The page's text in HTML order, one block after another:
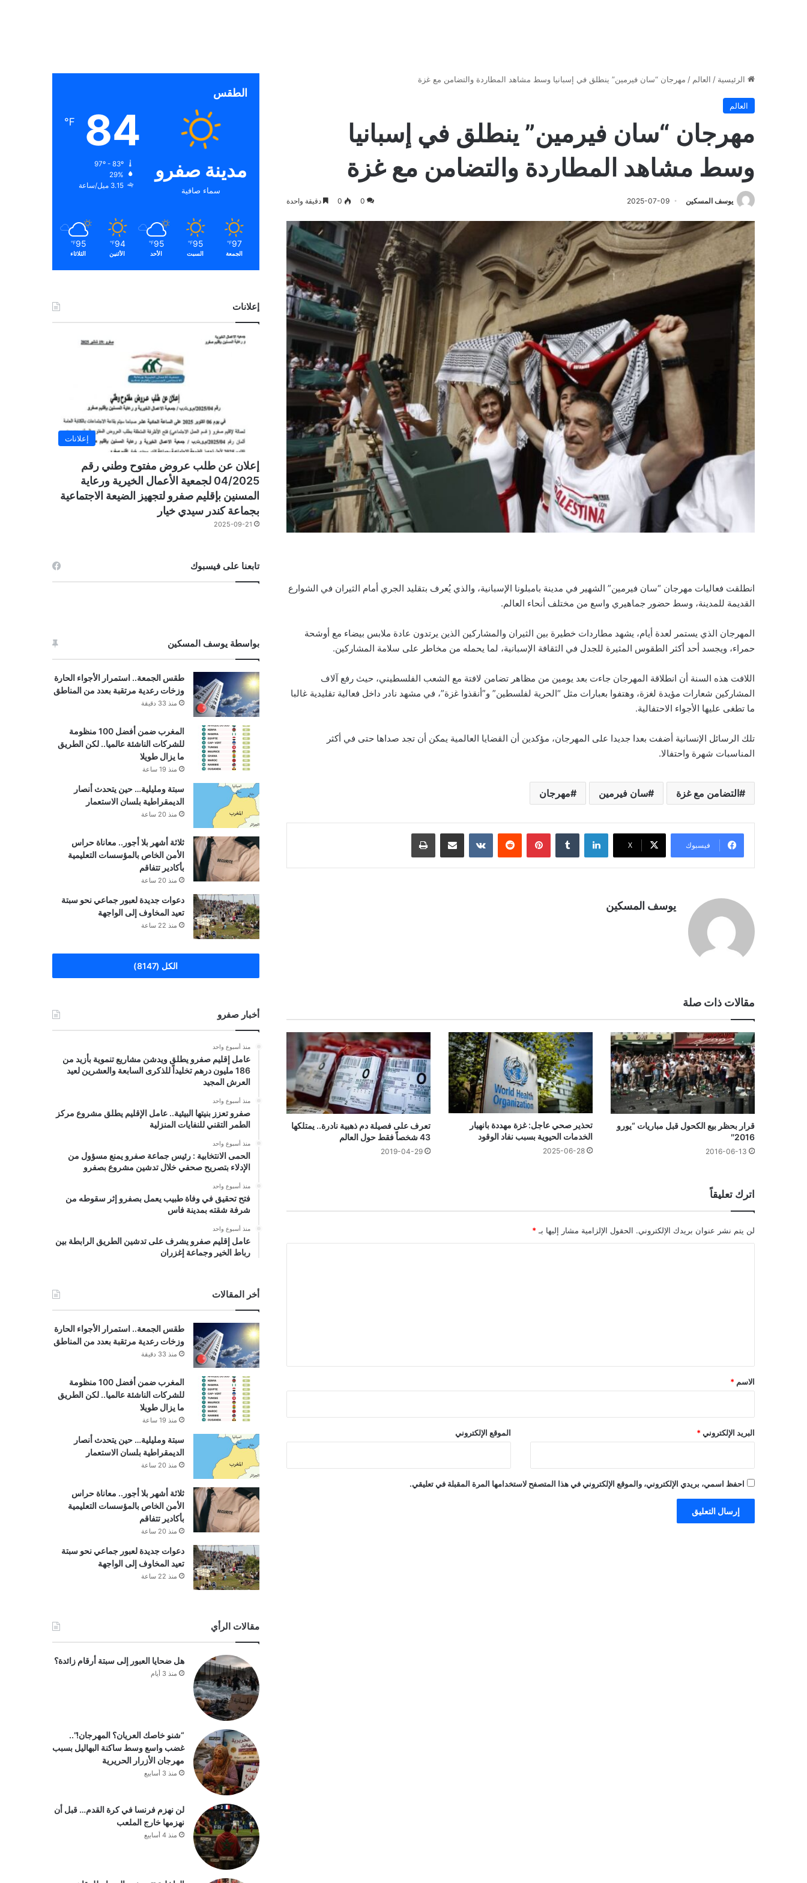
الرئيسية / العالم / مهرجان “سان فيرمين” ينطلق في إسبانيا وسط مشاهد المطاردة والتضامن مع غزة
العالم
مهرجان “سان فيرمين” ينطلق في إسبانيا
وسط مشاهد المطاردة والتضامن مع غزة
يوسف المسكين 2025-07-09
0
0 دقيقة واحدة
انطلقت فعاليات مهرجان “سان فيرمين” الشهير في مدينة بامبلونا الإسبانية، والذي يُعرف بتقليد الجري أمام الثيران في الشوارع
القديمة للمدينة، وسط حضور جماهيري واسع من مختلف أنحاء العالم.
المهرجان الذي يستمر لعدة أيام، يشهد مطاردات خطيرة بين الثيران والمشاركين الذين يرتدون عادة ملابس بيضاء مع أوشحة
حمراء، ويجسد أحد أكثر الطقوس المثيرة للجدل في الثقافة الإسبانية، لما يحمله من مخاطر على سلامة المشاركين.
اللافت هذه السنة أن انطلاقة المهرجان جاءت بعد يومين من مظاهر تضامن لافتة مع الشعب الفلسطيني، حيث رفع آلاف
المشاركين شعارات مؤيدة لغزة، وهتفوا بعبارات مثل “الحرية لفلسطين” و”أنقذوا غزة”، في مشهد نادر داخل فعالية تقليدية غالبا
ما تطغى عليها الأجواء الاحتفالية.
تلك الرسائل الإنسانية أضفت بعدا جديدا على المهرجان، مؤكدين أن القضايا العالمية يمكن أن تجد صداها حتى في أكثر
المناسبات شهرة واحتفالا.
التضامن مع غزة سان فيرمين مهرجان
فيسبوك ‫X
لينكدإن بينتيريست مشاركة عبر البريد طباعة
يوسف المسكين
مقالات ذات صلة
قرار بحظر بيع الكحول قبل مباريات “يورو
2016″
2016-06-13
تحذير صحي عاجل: غزة مهددة بانهيار
الخدمات الحيوية بسبب نفاد الوقود
2025-06-28
تعرف على فصيلة دم ذهبية نادرة.. يمتلكها
43 شخصاً فقط حول العالم
2019-04-29
اترك تعليقاً
لن يتم نشر عنوان بريدك الإلكتروني. الحقول الإلزامية مشار إليها بـ *
*
الاسم *
البريد الإلكتروني * الموقع الإلكتروني
احفظ اسمي، بريدي الإلكتروني، والموقع الإلكتروني في هذا المتصفح لاستخدامها المرة المقبلة في تعليقي.
الطقس
مدينة صفرو
سماء صافية
84
℉
29%
3.15 ميل/ساعة
97
℉
الجمعة
95
℉
السبت
95
℉
الأحد
94
℉
الأثنين
95
℉
الثلاثاء
إعلانات
إعلانات
إعلان عن طلب عروض مفتوح وطني رقم
04/2025 لجمعية الأعمال الخيرية ورعاية
المسنين بإقليم صفرو لتجهيز الضيعة الاجتماعية
بجماعة كندر سيدي خيار
2025-09-21
تابعنا على فيسبوك
بواسطة يوسف المسكين
طقس الجمعة.. استمرار الأجواء الحارة
وزخات رعدية مرتقبة بعدد من المناطق
منذ 33 دقيقة
المغرب ضمن أفضل 100 منظومة
للشركات الناشئة عالميا.. لكن الطريق
ما يزال طويلا
منذ 19 ساعة
سبتة ومليلية… حين يتحدث أنصار
الديمقراطية بلسان الاستعمار
منذ 20 ساعة
ثلاثة أشهر بلا أجور.. معاناة حراس
الأمن الخاص بالمؤسسات التعليمية
بأكادير تتفاقم
منذ 20 ساعة
دعوات جديدة لعبور جماعي نحو سبتة
تعيد المخاوف إلى الواجهة
منذ 22 ساعة
الكل (8147)
أخبار صفرو
منذ أسبوع واحد
عامل إقليم صفرو يطلق ويدشن مشاريع تنموية بأزيد من
186 مليون درهم تخليداً للذكرى السابعة والعشرين لعيد
العرش المجيد
منذ أسبوع واحد
صفرو تعزز بنيتها البيئية.. عامل الإقليم يطلق مشروع مركز
الطمر التقني للنفايات المنزلية
منذ أسبوع واحد
الحمى الانتخابية : رئيس جماعة صفرو يمنع مسؤول من
الإدلاء بتصريح صحفي خلال تدشين مشروع بصفرو
منذ أسبوع واحد
فتح تحقيق في وفاة طبيب يعمل بصفرو إثر سقوطه من
شرفة شقته بمدينة فاس
منذ أسبوع واحد
عامل إقليم صفرو يشرف على تدشين الطريق الرابطة بين
رباط الخير وجماعة إغزران
أخر المقالات
طقس الجمعة.. استمرار الأجواء الحارة
وزخات رعدية مرتقبة بعدد من المناطق
منذ 33 دقيقة
المغرب ضمن أفضل 100 منظومة
للشركات الناشئة عالميا.. لكن الطريق
ما يزال طويلا
منذ 19 ساعة
سبتة ومليلية… حين يتحدث أنصار
الديمقراطية بلسان الاستعمار
منذ 20 ساعة
ثلاثة أشهر بلا أجور.. معاناة حراس
الأمن الخاص بالمؤسسات التعليمية
بأكادير تتفاقم
منذ 20 ساعة
دعوات جديدة لعبور جماعي نحو سبتة
تعيد المخاوف إلى الواجهة
منذ 22 ساعة
مقالات الرأي
هل ضحايا العبور إلى سبتة أرقام زائدة؟
منذ 3 أيام
“شنو خاصك العريان؟ المهرجان!”..
غضب واسع وسط ساكنة البهاليل بسبب
مهرجان الأزرار الحريرية
منذ 3 أسابيع
لن نهزم فرنسا في كرة القدم… قبل أن
نهزمها خارج الملعب
منذ 4 أسابيع